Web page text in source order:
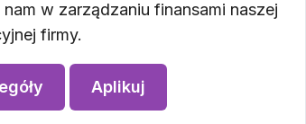
w zarządzaniu finansami naszej
firmy.
Aplikuj